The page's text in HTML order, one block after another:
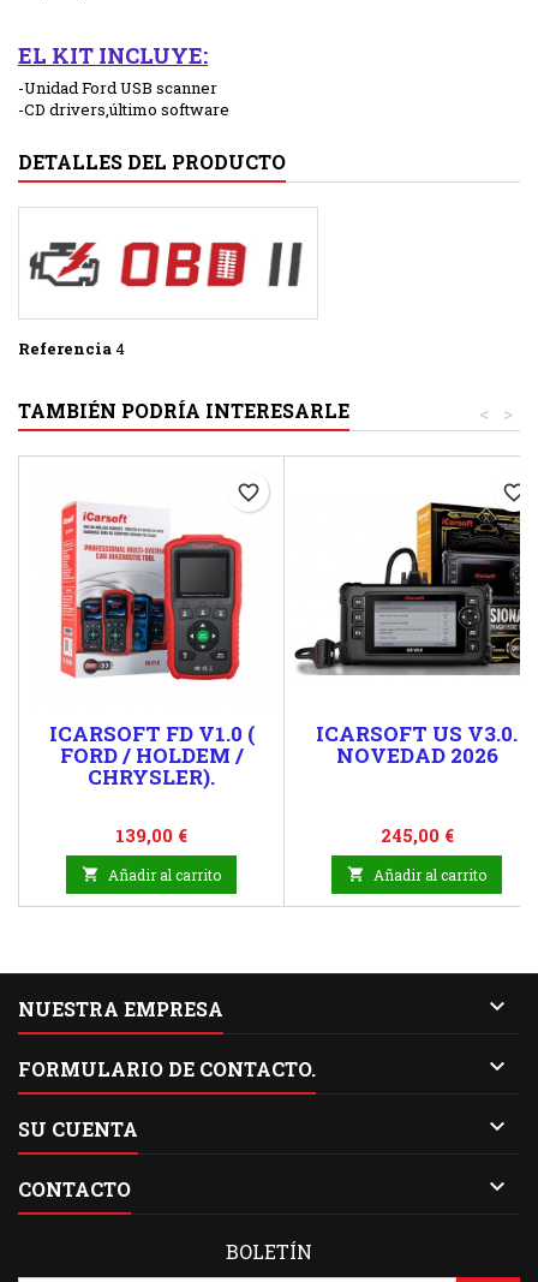
EL KIT INCLUYE:
-Unidad Ford USB scanner
-CD drivers,último software
DETALLES DEL PRODUCTO
Referencia4
TAMBIÉN PODRÍA INTERESARLE >
<
ICARSOFT FD V1.0 (
FORD / HOLDEM /
CHRYSLER).
Precio
139,00 €
 Añadir al carrito
favorite_border
ICARSOFT US V3.0.
NOVEDAD 2026
Precio
245,00 €
 Añadir al carrito
favorite_border
NUESTRA EMPRESA 
FORMULARIO DE CONTACTO. 
SU CUENTA 
CONTACTO 
BOLETÍN